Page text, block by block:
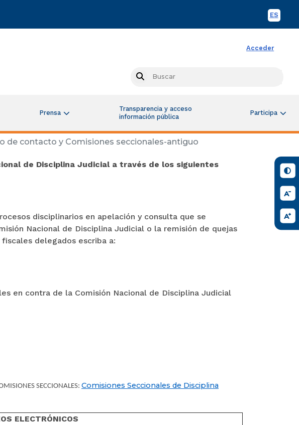
ES
Acceder
Prensa
Transparencia y acceso
información pública
Participa
de contacto y Comisiones seccionales-antiguo
de Disciplina Judicial a través de los siguientes
disciplinarios en apelación y consulta que se
Nacional de Disciplina Judicial o la remisión de quejas
delegados escriba a:
en contra de la Comisión Nacional de Disciplina Judicial
SECCIONALES: Comisiones Seccionales de Disciplina
ELECTRÓNICOS